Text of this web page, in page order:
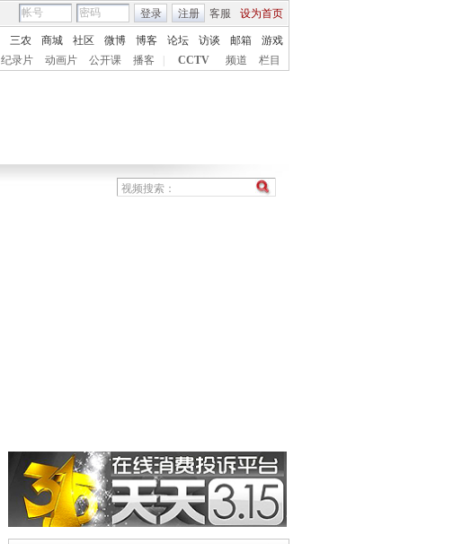
客服 设为首页
登录 注册
三农 商城 社区 微博 博客 论坛 访谈 邮箱
游戏
纪录片 动画片 公开课 播客 CCTV 频道 栏目